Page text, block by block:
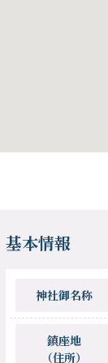
基本情報
神社御名称
鎮座地
（住所）